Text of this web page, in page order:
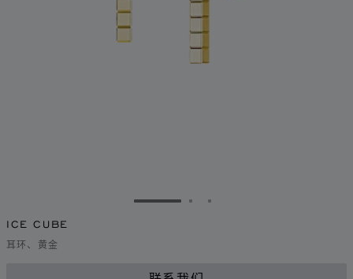
转到幻灯片 1转到幻灯片 2
转到幻灯片 3
ICE CUBE
耳环、黄金